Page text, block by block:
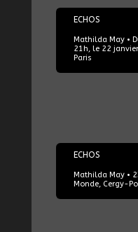
18/01/2022
ECHOS
Mathilda May •
21h, le 22 janvier
Paris
23/04/2022
ECHOS
Mathilda May •
Monde, Cergy-